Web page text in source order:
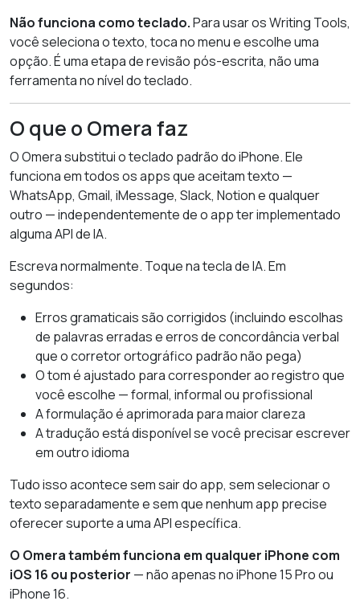
Não funciona como teclado.Para usar os Writing Tools,
você seleciona o texto, toca no menu e escolhe uma
opção. É uma etapa de revisão pós-escrita, não uma
ferramenta no nível do teclado.
O que o Omera faz
O Omera substitui o teclado padrão do iPhone. Ele
funciona em todos os apps que aceitam texto —
WhatsApp, Gmail, iMessage, Slack, Notion e qualquer
outro — independentemente de o app ter implementado
alguma API de IA.
Escreva normalmente. Toque na tecla de IA. Em
segundos:
Erros gramaticais são corrigidos (incluindo escolhas
de palavras erradas e erros de concordância verbal
que o corretor ortográfico padrão não pega)
O tom é ajustado para corresponder ao registro que
você escolhe — formal, informal ou profissional
A formulação é aprimorada para maior clareza
A tradução está disponível se você precisar escrever
em outro idioma
Tudo isso acontece sem sair do app, sem selecionar o
texto separadamente e sem que nenhum app precise
oferecer suporte a uma API específica.
O Omera também funciona em qualquer iPhone com
iOS 16 ou posterior — não apenas no iPhone 15 Pro ou
iPhone 16.